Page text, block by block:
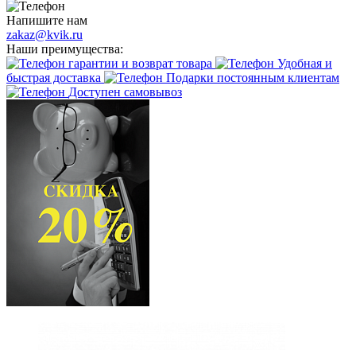
Напишите нам
zakaz@kvik.ru
Наши преимущества:
гарантии и возврат товара
Удобная и
быстрая доставка
Подарки постоянным клиентам
Доступен самовывоз